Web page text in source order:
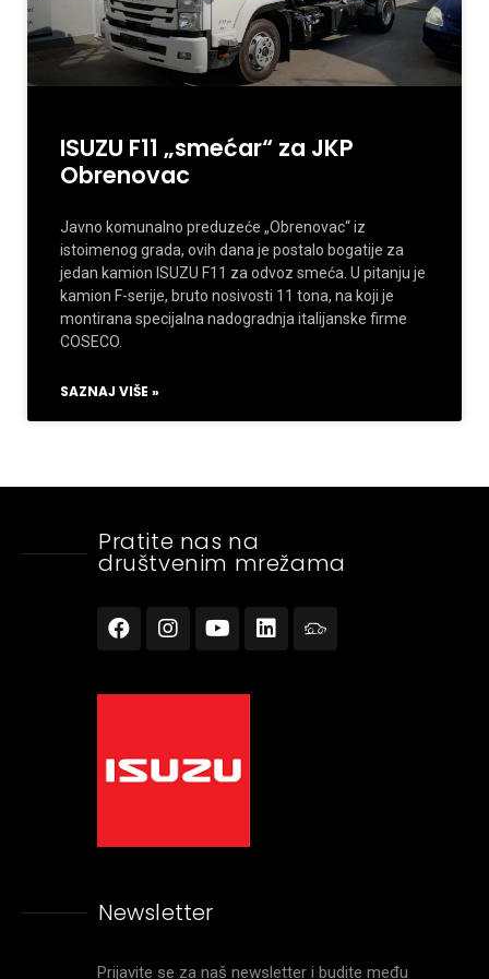
ISUZU F11 „smećar“ za JKP
Obrenovac
Javno komunalno preduzeće „Obrenovac“ iz
istoimenog grada, ovih dana je postalo bogatije za
jedan kamion ISUZU F11 za odvoz smeća. U pitanju je
kamion F-serije, bruto nosivosti 11 tona, na koji je
montirana specijalna nadogradnja italijanske firme
COSECO.
SAZNAJ VIŠE »
Pratite nas na
društvenim mrežama
Newsletter
Prijavite se za naš newsletter i budite među